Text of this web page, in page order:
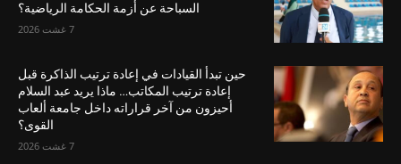
السباحة عن أزمة الحكامة الرياضية؟
7 غشت 2026
حين تبدأ القيادات في إعادة ترتيب الذاكرة قبل
إعادة ترتيب المكاتب… ماذا يريد عبد السلام
أحيزون من آخر قراراته داخل جامعة ألعاب
القوى؟
7 غشت 2026